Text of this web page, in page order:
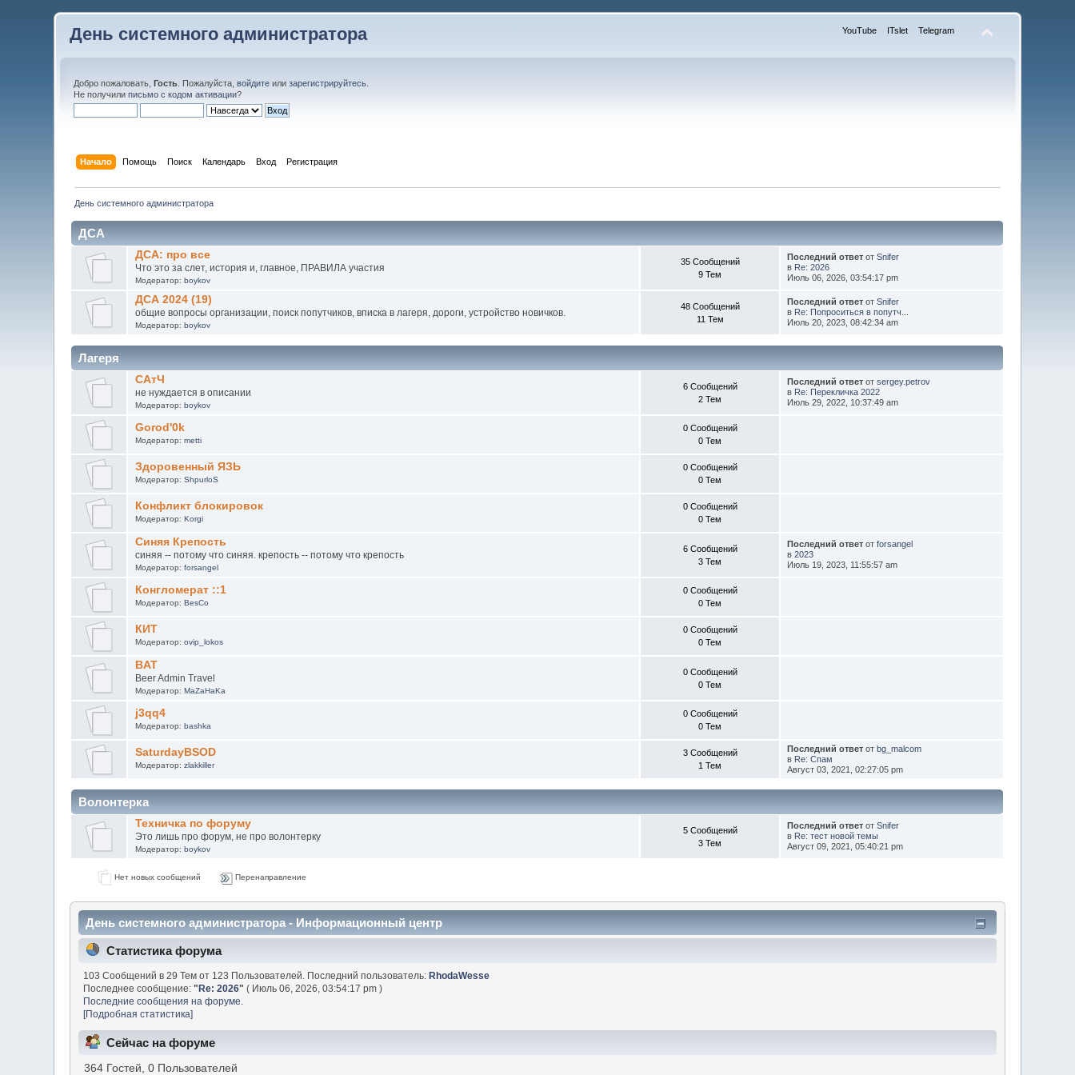
День системного администратора YouTube ITslet Telegram
Добро пожаловать,Гость . Пожалуйста,войдите илизарегистрируйтесь
Не получилиписьмо с кодом активации?
Начало Помощь Поиск Календарь Вход Регистрация
День системного администратора
ДСА
ДСА: про все
Что это за слет, история и, главное, ПРАВИЛА участия
Модератор: boykov
35 Сообщений
9 Тем
Последний ответот Snifer
в Re: 2026
Июль 06, 2026, 03:54:17 pm
ДСА 2024 (19)
общие вопросы организации, поиск попутчиков, вписка в лагеря, дороги, устройство новичков.
Модератор: boykov
48 Сообщений
11 Тем
Последний ответот Snifer
в Re: Попроситься в попутч...
Июль 20, 2023, 08:42:34 am
Лагеря
САтЧ
не нуждается в описании
Модератор: boykov
6 Сообщений
2 Тем
Последний ответот sergey.petrov
в Re: Перекличка 2022
Июль 29, 2022, 10:37:49 am
Gorod'0k
Модератор: metti
0 Сообщений
0 Тем
Здоровенный ЯЗЬ
Модератор: ShpurloS
0 Сообщений
0 Тем
Конфликт блокировок
Модератор: Korgi
0 Сообщений
0 Тем
Синяя Крепость
синяя -- потому что синяя. крепость -- потому что крепость
Модератор: forsangel
6 Сообщений
3 Тем
Последний ответот forsangel
в 2023
Июль 19, 2023, 11:55:57 am
Конгломерат ::1
Модератор: BesCo
0 Сообщений
0 Тем
КИТ
Модератор: ovip_lokos
0 Сообщений
0 Тем
BAT
Beer Admin Travel
Модератор: MaZaHaKa
0 Сообщений
0 Тем
j3qq4
Модератор: bashka
0 Сообщений
0 Тем
SaturdayBSOD
Модератор: zlakkiller
3 Сообщений
1 Тем
Последний ответот bg_malcom
в Re: Спам
Август 03, 2021, 02:27:05 pm
Волонтерка
Техничка по форуму
Это лишь про форум, не про волонтерку
Модератор: boykov
5 Сообщений
3 Тем
Последний ответот Snifer
в Re: тест новой темы
Август 09, 2021, 05:40:21 pm
Нет новых сообщений Перенаправление
День системного администратора - Информационный центр
Статистика форума
103 Сообщений в 29 Тем от 123 Пользователей. Последний пользователь:RhodaWesse
Последнее сообщение:"Re: 2026" ( Июль 06, 2026, 03:54:17 pm )
Последние сообщения на форуме.
[Подробная статистика]
Сейчас на форуме
364 Гостей, 0 Пользователей